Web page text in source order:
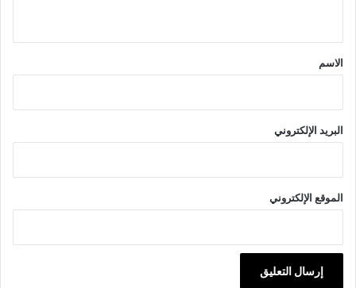
*
الاسم
البريد الإلكتروني
الموقع الإلكتروني